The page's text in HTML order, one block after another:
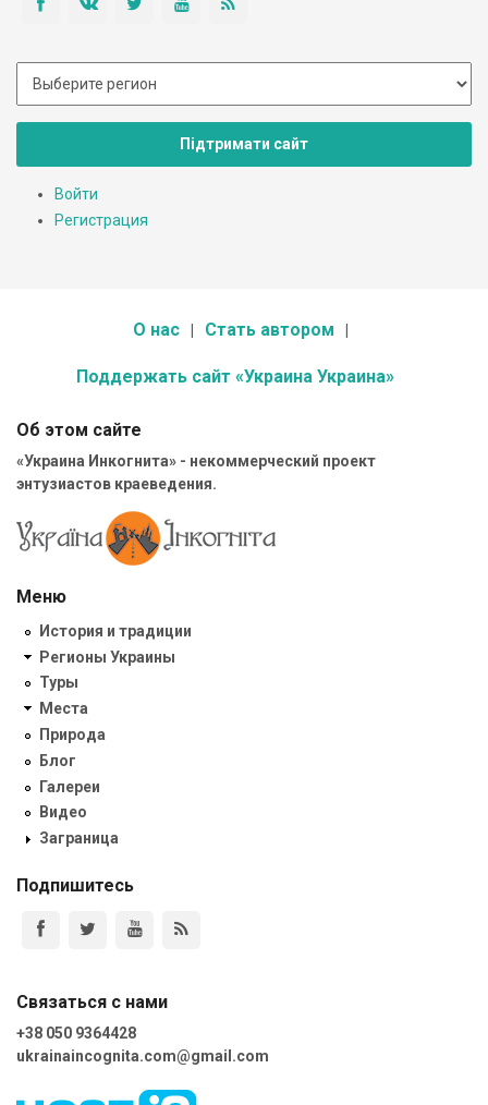
Підтримати сайт
Войти
Регистрация
О нас Стать автором
Поддержать сайт «Украина Украина»
Об этом сайте
«Украина Инкогнита» - некоммерческий проект
энтузиастов краеведения.
Меню
История и традиции
Регионы Украины
Туры
Места
Природа
Блог
Галереи
Видео
Заграница
Подпишитесь
Связаться с нами
+38 050 9364428
ukrainaincognita.com@gmail.com